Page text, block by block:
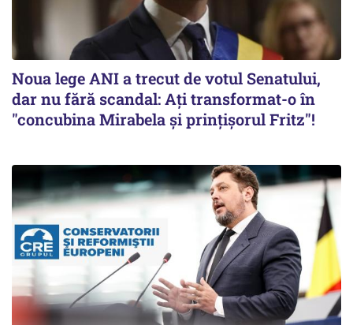
Noua lege ANI a trecut de votul Senatului,
dar nu fără scandal: Ați transformat-o în
"concubina Mirabela şi prinţişorul Fritz"!